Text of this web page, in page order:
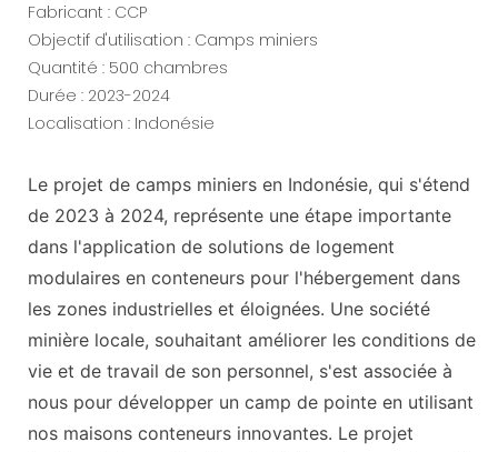
Fabricant : CCP
Objectif d'utilisation : Camps miniers
Quantité : 500 chambres
Durée : 2023-2024
Localisation : Indonésie
Le projet de camps miniers en Indonésie, qui s'étend
de 2023 à 2024, représente une étape importante
dans l'application de solutions de logement
modulaires en conteneurs pour l'hébergement dans
les zones industrielles et éloignées. Une société
minière locale, souhaitant améliorer les conditions de
vie et de travail de son personnel, s'est associée à
nous pour développer un camp de pointe en utilisant
nos maisons conteneurs innovantes. Le projet